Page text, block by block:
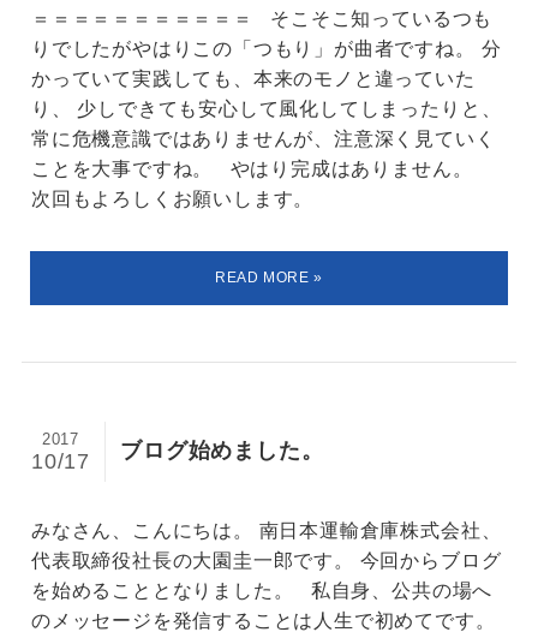
＝＝＝＝＝＝＝＝＝＝＝ そこそこ知っているつも
りでしたがやはりこの「つもり」が曲者ですね。 分
かっていて実践しても、本来のモノと違っていた
り、 少しできても安心して風化してしまったりと、
常に危機意識ではありませんが、注意深く見ていく
ことを大事ですね。 やはり完成はありません。
次回もよろしくお願いします。
ブログ始めました。
2017
10/17
みなさん、こんにちは。 南日本運輸倉庫株式会社、
代表取締役社長の大園圭一郎です。 今回からブログ
を始めることとなりました。 私自身、公共の場へ
のメッセージを発信することは人生で初めてです。